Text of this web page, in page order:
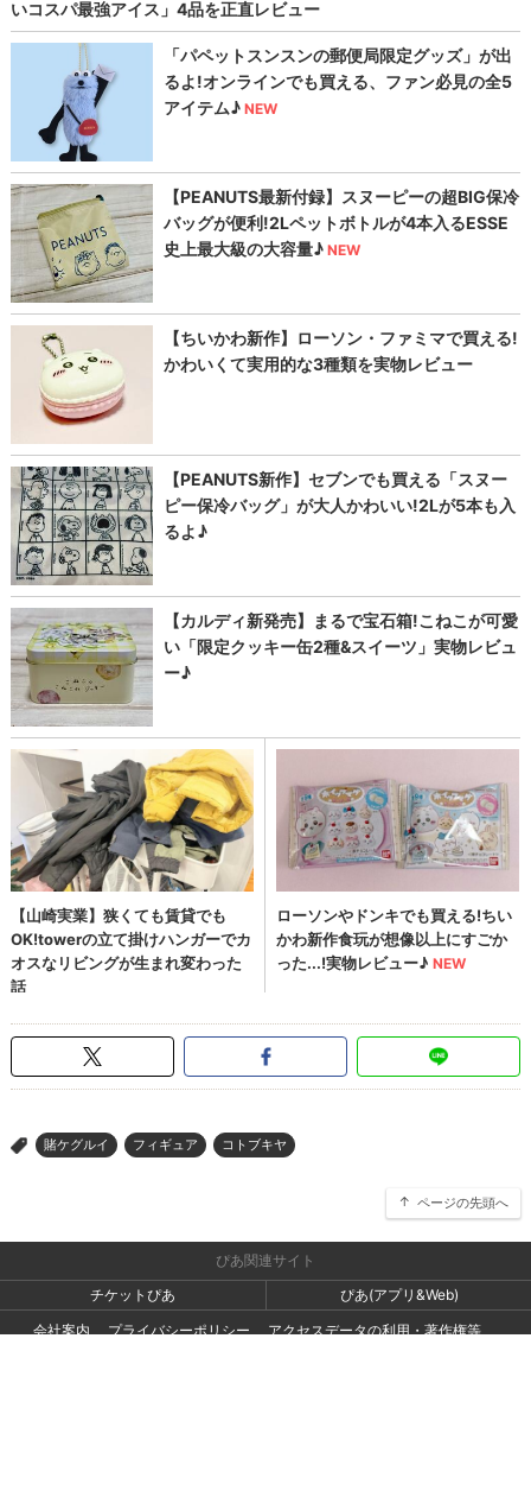
> 賭ケグルイ フィギュア コトブキヤ
ページの先頭へ
ぴあ関連サイト
チケットぴあ
ぴあ(アプリ&Web)
会社案内
プライバシーポリシー
アクセスデータの利用・著作権等